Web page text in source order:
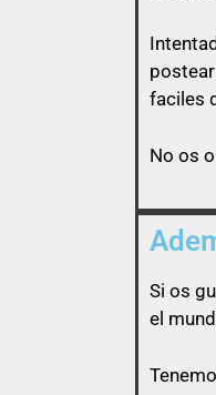
Así
faciles
No os
Si os
el